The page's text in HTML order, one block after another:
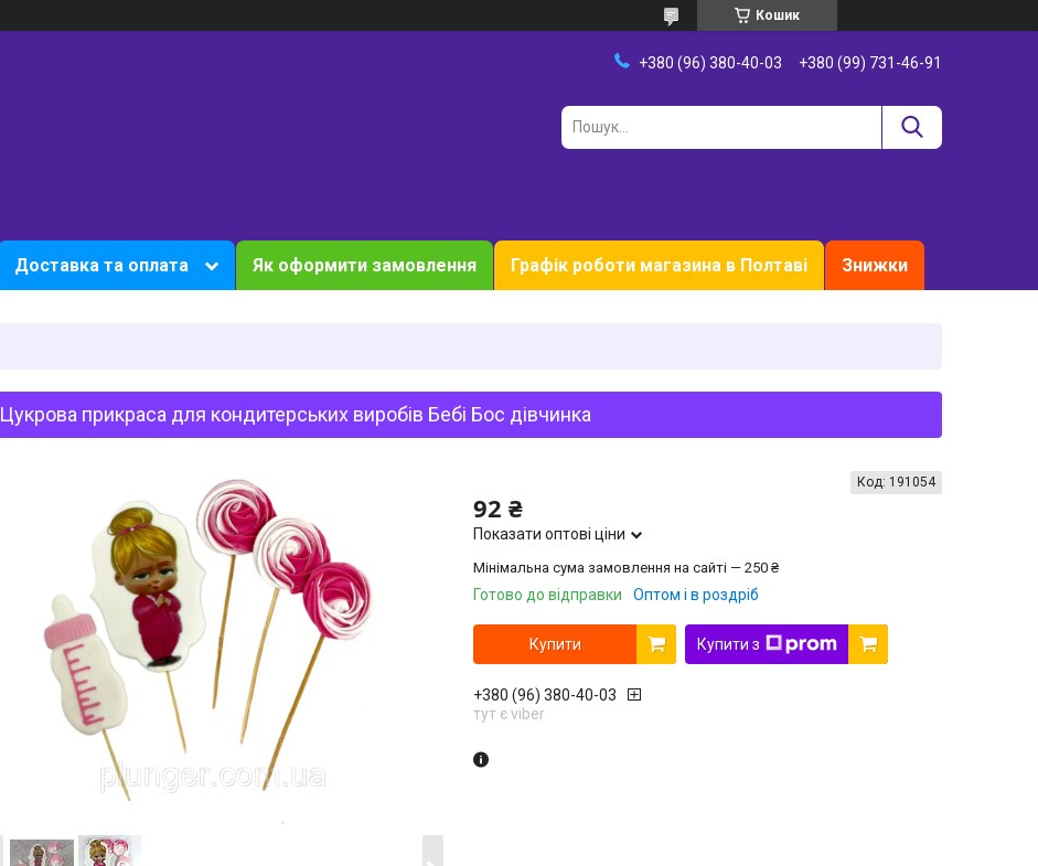
Кошик
+380 (96) 380-40-03 +380 (99) 731-46-91
Доставка та оплата Як оформити замовлення Графік роботи магазина в Полтаві Знижки
Цукрова прикраса для кондитерських виробів Бебі Бос дівчинка
92 ₴
Показати оптові ціни
Мінімальна сума замовлення на сайті — 250 ₴
Готово до відправки Оптом і в роздріб
Код: 191054
Купити Купити з
+380 (96) 380-40-03
тут є viber